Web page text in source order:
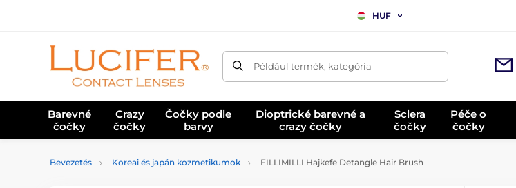
HUF
Például termék, kategória
Barevné
čočky
Crazy
čočky
Čočky podle
barvy
Dioptrické barevné a
crazy čočky
Sclera
čočky
Péče o
čočky
Bevezetés Koreai és japán kozmetikumok FILLIMILLI Hajkefe Detangle Hair Brush